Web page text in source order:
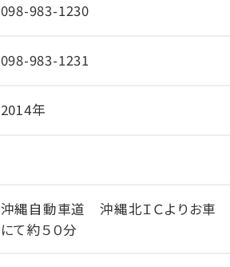
098-983-1230
098-983-1231
2014年
沖縄自動車道 沖縄北ＩＣよりお車
にて約５０分